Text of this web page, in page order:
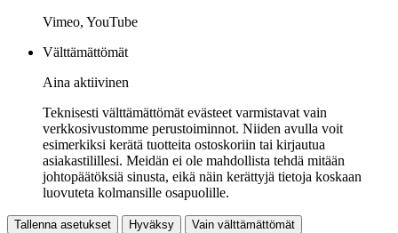
Vimeo, YouTube
Välttämättömät
Aina aktiivinen
Teknisesti välttämättömät evästeet varmistavat vain
verkkosivustomme perustoiminnot. Niiden avulla voit
esimerkiksi kerätä tuotteita ostoskoriin tai kirjautua
asiakastilillesi. Meidän ei ole mahdollista tehdä mitään
johtopäätöksiä sinusta, eikä näin kerättyjä tietoja koskaan
luovuteta kolmansille osapuolille.
Tallenna asetukset Hyväksy Vain välttämättömät